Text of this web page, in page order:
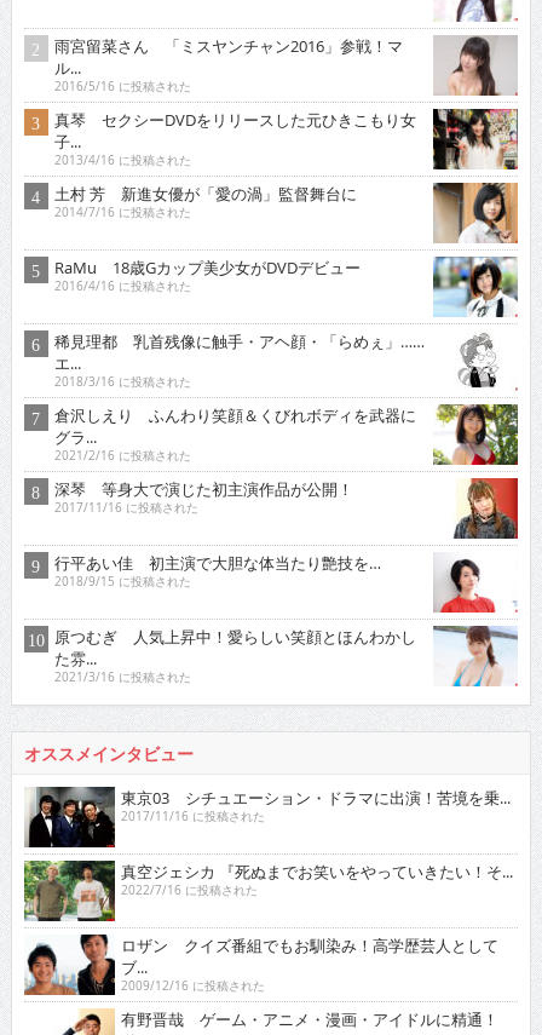
雨宮留菜さん 「ミスヤンチャン2016」参戦！マ
ル...
2016/5/16 に投稿された
真琴 セクシーDVDをリリースした元ひきこもり女
子...
2013/4/16 に投稿された
土村 芳 新進女優が「愛の渦」監督舞台に
2014/7/16 に投稿された
RaMu 18歳Gカップ美少女がDVDデビュー
2016/4/16 に投稿された
稀見理都 乳首残像に触手・アヘ顔・「らめぇ」……
エ...
2018/3/16 に投稿された
倉沢しえり ふんわり笑顔＆くびれボディを武器に
グラ...
2021/2/16 に投稿された
深琴 等身大で演じた初主演作品が公開！
2017/11/16 に投稿された
行平あい佳 初主演で大胆な体当たり艶技を…
2018/9/15 に投稿された
原つむぎ 人気上昇中！愛らしい笑顔とほんわかし
た雰...
2021/3/16 に投稿された
オススメインタビュー
東京03 シチュエーション・ドラマに出演！苦境を乗...
2017/11/16 に投稿された
真空ジェシカ 『死ぬまでお笑いをやっていきたい！そ...
2022/7/16 に投稿された
ロザン クイズ番組でもお馴染み！高学歴芸人として
ブ...
2009/12/16 に投稿された
有野晋哉 ゲーム・アニメ・漫画・アイドルに精通！